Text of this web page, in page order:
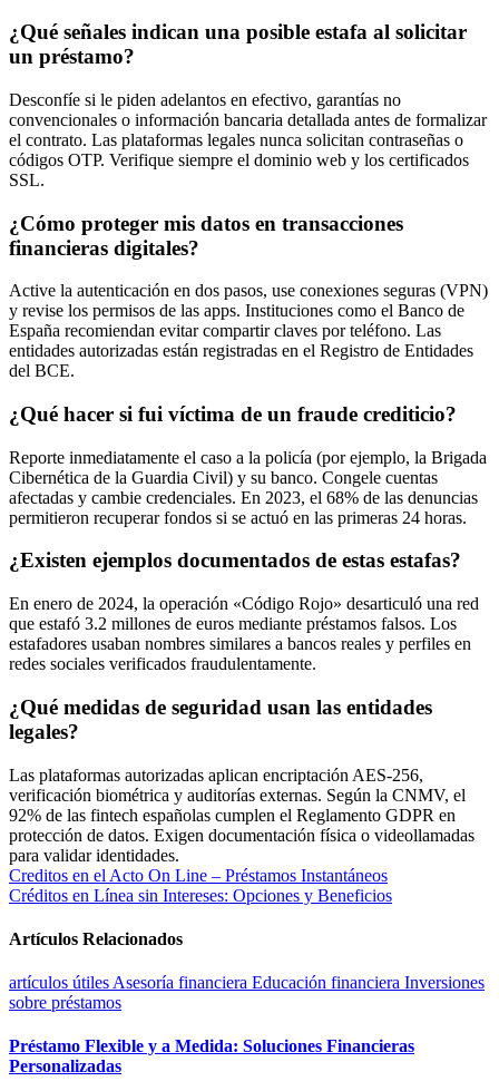
¿Qué señales indican una posible estafa al solicitar
un préstamo?
Desconfíe si le piden adelantos en efectivo, garantías no
convencionales o información bancaria detallada antes de formalizar
el contrato. Las plataformas legales nunca solicitan contraseñas o
códigos OTP. Verifique siempre el dominio web y los certificados
SSL.
¿Cómo proteger mis datos en transacciones
financieras digitales?
Active la autenticación en dos pasos, use conexiones seguras (VPN)
y revise los permisos de las apps. Instituciones como el Banco de
España recomiendan evitar compartir claves por teléfono. Las
entidades autorizadas están registradas en el Registro de Entidades
del BCE.
¿Qué hacer si fui víctima de un fraude crediticio?
Reporte inmediatamente el caso a la policía (por ejemplo, la Brigada
Cibernética de la Guardia Civil) y su banco. Congele cuentas
afectadas y cambie credenciales. En 2023, el 68% de las denuncias
permitieron recuperar fondos si se actuó en las primeras 24 horas.
¿Existen ejemplos documentados de estas estafas?
En enero de 2024, la operación «Código Rojo» desarticuló una red
que estafó 3.2 millones de euros mediante préstamos falsos. Los
estafadores usaban nombres similares a bancos reales y perfiles en
redes sociales verificados fraudulentamente.
¿Qué medidas de seguridad usan las entidades
legales?
Las plataformas autorizadas aplican encriptación AES-256,
verificación biométrica y auditorías externas. Según la CNMV, el
92% de las fintech españolas cumplen el Reglamento GDPR en
protección de datos. Exigen documentación física o videollamadas
para validar identidades.
Navegación
de
entradas
Creditos en el Acto On Line – Préstamos Instantáneos
Créditos en Línea sin Intereses: Opciones y Beneficios
Artículos Relacionados
artículos útiles Asesoría financiera Educación financiera Inversiones
sobre préstamos
Préstamo Flexible y a Medida: Soluciones Financieras
Personalizadas